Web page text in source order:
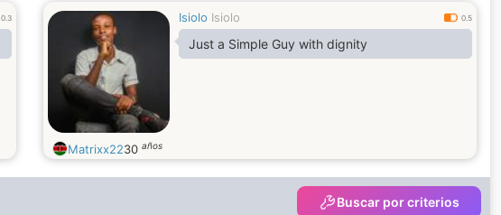
0.3 Isiolo Isiolo 0.5
Just a Simple Guy with dignity
Matrixx2230 años
Buscar por criterios